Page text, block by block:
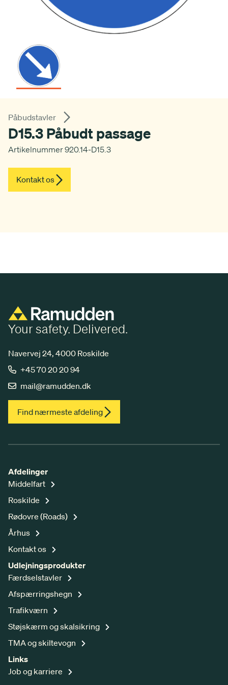
Påbudstavler
D15.3 Påbudt passage
Artikelnummer 920.14-D15.3
Kontakt os
Your safety. Delivered.
Navervej 24, 4000 Roskilde
+45 70 20 20 94
mail@ramudden.dk
Find nærmeste afdeling
Afdelinger
Middelfart
Roskilde
Rødovre (Roads)
Århus
Kontakt os
Udlejningsprodukter
Færdselstavler
Afspærringshegn
Trafikværn
Støjskærm og skalsikring
TMA og skiltevogn
Links
Job og karriere